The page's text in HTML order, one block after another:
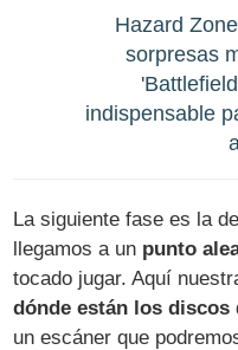
Hazard
sorpresas
indispensable
La siguiente fase es la
llegamos a un punto
tocado jugar. Aquí
dónde están los discos
un escáner que